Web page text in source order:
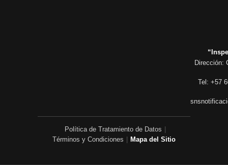
Dirección:
Tel: +57
Política de Tratamiento de Datos
Términos y Condiciones
Mapa del Sitio